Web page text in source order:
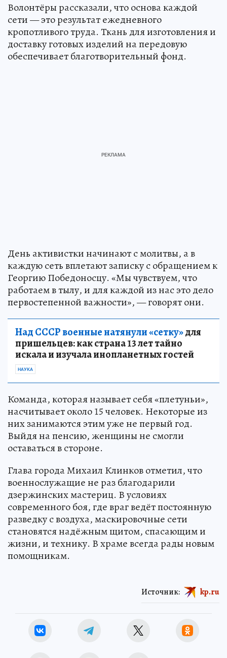
Волонтёры рассказали, что основа каждой
сети — это результат ежедневного
кропотливого труда. Ткань для изготовления и
доставку готовых изделий на передовую
обеспечивает благотворительный фонд.
День активистки начинают с молитвы, а в
каждую сеть вплетают записку с обращением к
Георгию Победоносцу. «Мы чувствуем, что
работаем в тылу, и для каждой из нас это дело
первостепенной важности», — говорят они.
Над СССР военные натянули «сетку»для
пришельцев: как страна 13 лет тайно
искала и изучала инопланетных гостей
НАУКА
Команда, которая называет себя «плетуньи»,
насчитывает около 15 человек. Некоторые из
них занимаются этим уже не первый год.
Выйдя на пенсию, женщины не смогли
оставаться в стороне.
Глава города Михаил Клинков отметил, что
военнослужащие не раз благодарили
дзержинских мастериц. В условиях
современного боя, где враг ведёт постоянную
разведку с воздуха, маскировочные сети
становятся надёжным щитом, спасающим и
жизни, и технику. В храме всегда рады новым
помощникам.
Источник: kp.ru